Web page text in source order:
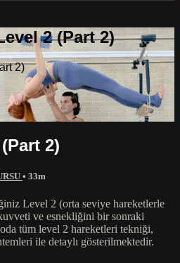
2 (Part 2)
2)
2)
• 33m
Level 2 (orta seviye hareketlerle
ve esnekliğini bir sonraki
tüm level 2 hareketleri tekniği,
ile detaylı gösterilmektedir.